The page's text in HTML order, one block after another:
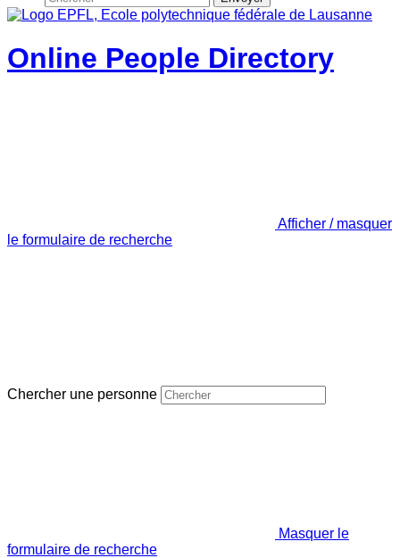
Online People Directory
Afficher / masquer
le formulaire de recherche
Chercher une personne
Masquer le
formulaire de recherche